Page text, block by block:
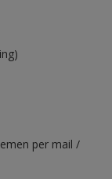
per mail /